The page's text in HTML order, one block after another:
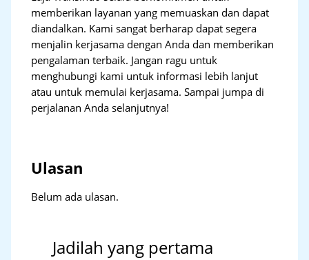
memberikan layanan yang memuaskan dan dapat
diandalkan. Kami sangat berharap dapat segera
menjalin kerjasama dengan Anda dan memberikan
pengalaman terbaik. Jangan ragu untuk
menghubungi kami untuk informasi lebih lanjut
atau untuk memulai kerjasama. Sampai jumpa di
perjalanan Anda selanjutnya!
Ulasan
Belum ada ulasan.
Jadilah yang pertama